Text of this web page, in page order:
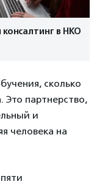
в НКО
сколько
партнерство,
и
человека на